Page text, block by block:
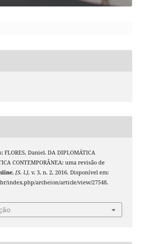
FLORES, Daniel. DA DIPLOMÁTICA
CONTEMPORÂNEA: uma revisão de
, [S. l.], v. 3, n. 2, 2016. Disponível em:
index.php/archeion/article/view/27548.